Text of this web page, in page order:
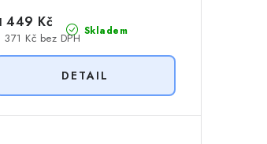
Skladem
371 Kč bez DPH
449 Kč